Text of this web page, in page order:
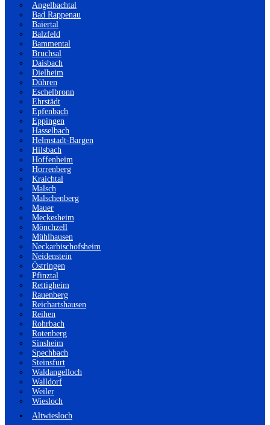
Angelbachtal
Bad Rappenau
Baiertal
Balzfeld
Bammental
Bruchsal
Daisbach
Dielheim
Dühren
Eschelbronn
Ehrstädt
Epfenbach
Eppingen
Hasselbach
Helmstadt-Bargen
Hilsbach
Hoffenheim
Horrenberg
Kraichtal
Malsch
Malschenberg
Mauer
Meckesheim
Mönchzell
Mühlhausen
Neckarbischofsheim
Neidenstein
Östringen
Pfinztal
Rettigheim
Rauenberg
Reichartshausen
Reihen
Rohrbach
Rotenberg
Sinsheim
Spechbach
Steinsfurt
Waldangelloch
Walldorf
Weiler
Wiesloch
Altwiesloch